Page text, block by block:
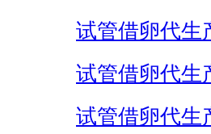
试管借卵代生
试管借卵代生
试管借卵代生